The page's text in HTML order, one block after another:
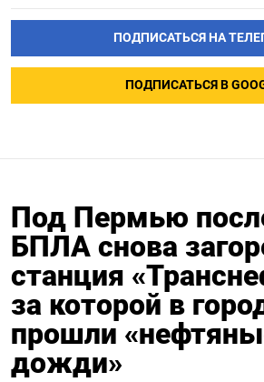
ПОДПИСАТЬСЯ НА
ПОДПИСАТЬСЯ В
Под Пермью
БПЛА снова
станция
за которой в
прошли
дожди»